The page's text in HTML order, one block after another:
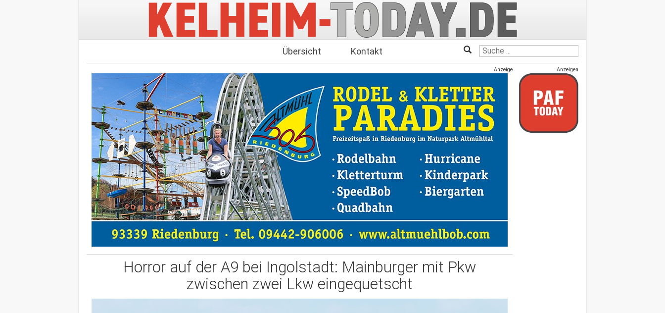
Übersicht Kontakt
Anzeige
Horror auf der A9 bei Ingolstadt: Mainburger mit Pkw
zwischen zwei Lkw eingequetscht
Anzeigen